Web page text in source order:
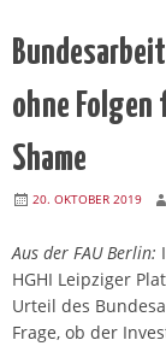
ohne
Shame
20. OKTOBER 2019
Aus der FAU Berlin:
HGHI Leipziger
Urteil des
Frage, ob der